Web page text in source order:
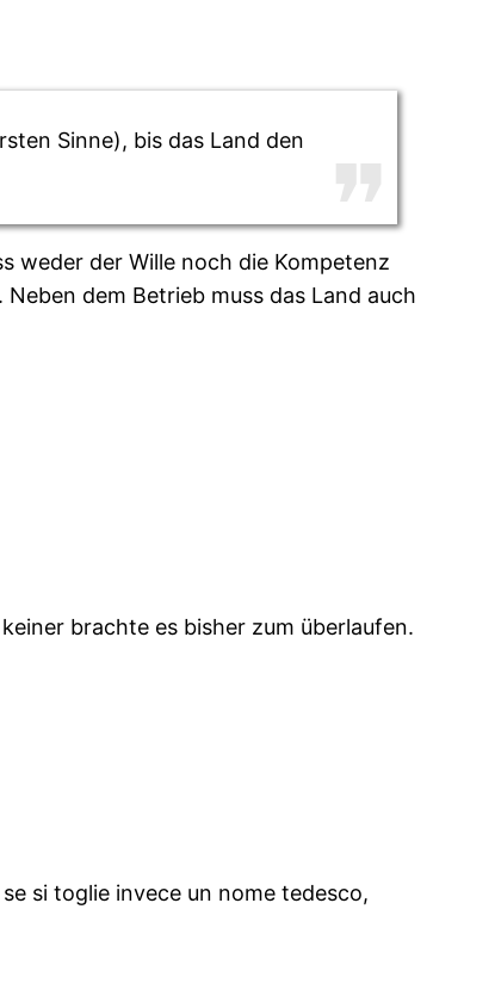
Sinne), bis das Land den
weder der Wille noch die Kompetenz
dem Betrieb muss das Land auch
brachte es bisher zum überlaufen.
si toglie invece un nome tedesco,